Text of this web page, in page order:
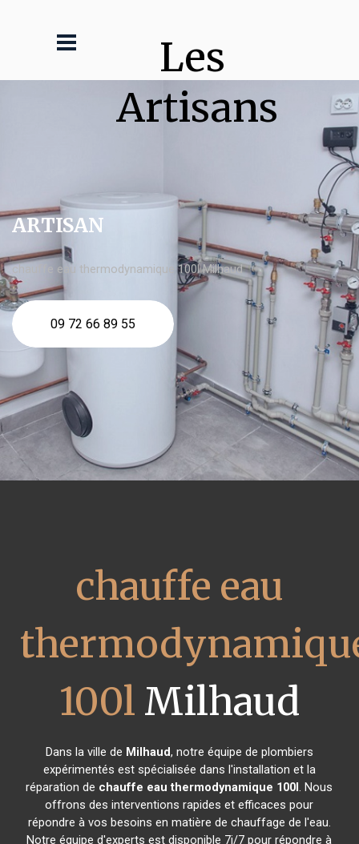
Les
Artisans
ARTISAN
chauffe eau thermodynamique 100l Milhaud
09 72 66 89 55
chauffe eau
100l Milhaud
Dans la ville de Milhaud, notre équipe de plombiers
expérimentés est spécialisée dans l'installation et la
réparation de chauffe eau thermodynamique 100l. Nous
offrons des interventions rapides et efficaces pour
répondre à vos besoins en matière de chauffage de l'eau.
Notre équipe d'experts est disponible 7j/7 pour répondre à